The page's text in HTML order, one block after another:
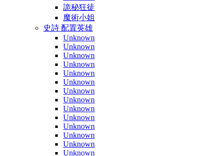
詭秘狂徒
魔術小姐
史詩 配置英雄
Unknown
Unknown
Unknown
Unknown
Unknown
Unknown
Unknown
Unknown
Unknown
Unknown
Unknown
Unknown
Unknown
Unknown